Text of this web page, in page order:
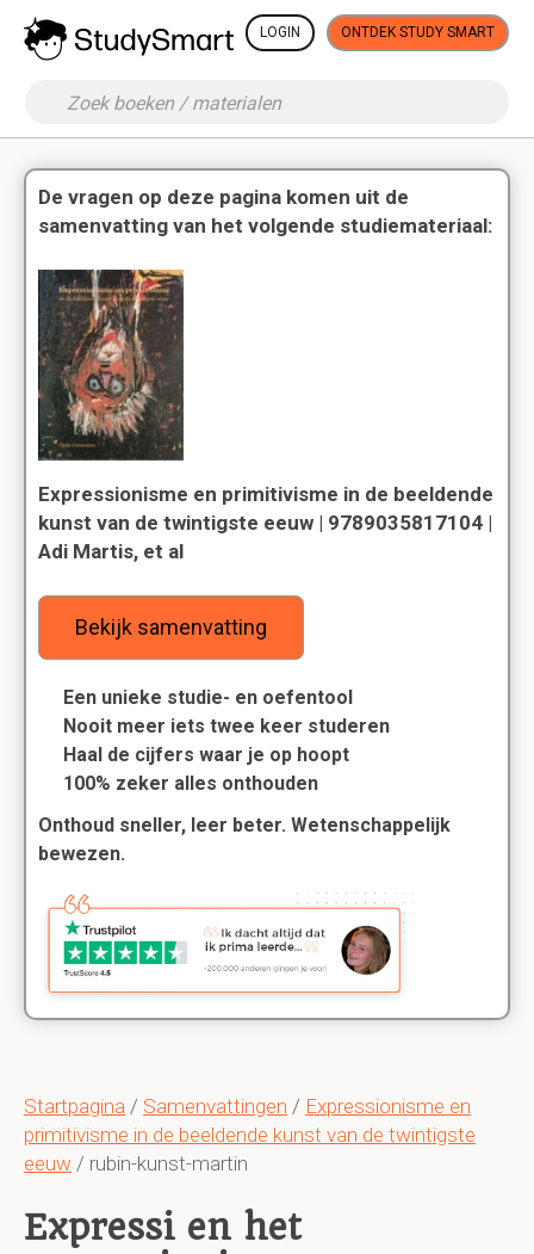
LOGIN ONTDEK STUDY SMART
Startpagina / Samenvattingen / Expressionisme en
primitivisme in de beeldende kunst van de twintigste
eeuw / rubin-kunst-martin
Expressi en het
De vragen op deze pagina komen uit de
samenvatting van het volgende studiemateriaal:
Expressionisme en primitivisme in de beeldende
kunst van de twintigste eeuw | 9789035817104 |
Adi Martis, et al
Bekijk samenvatting
Een unieke studie- en oefentool
Nooit meer iets twee keer studeren
Haal de cijfers waar je op hoopt
100% zeker alles onthouden
Onthoud sneller, leer beter. Wetenschappelijk
bewezen.